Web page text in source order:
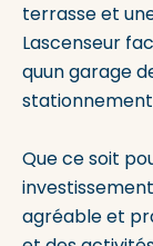
terrasse et
Lascenseur
quun garage
Que ce soit
agréable et